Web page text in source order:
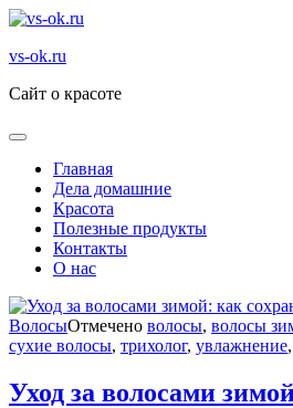
Перейти
содержимому
vs-ok.ru
Сайт о красоте
Главная
Дела домашние
Красота
Полезные продукты
Контакты
О нас
ВолосыОтмечено волосы, волосы
сухие волосы, трихолог, увлажнение,
Уход за волосами